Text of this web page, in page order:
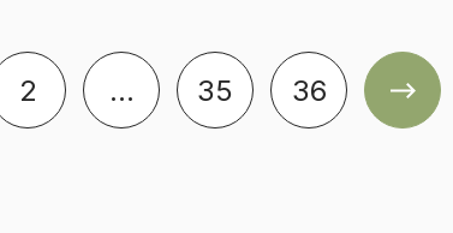
2 … 35 36